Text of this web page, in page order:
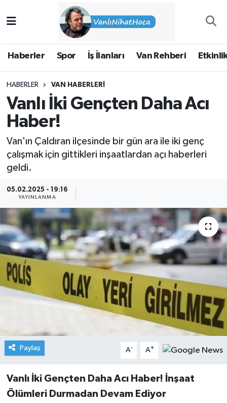
Haberler Spor İş İlanları Van Rehberi
HABERLER VAN HABERLERI
Vanlı İki Gençten Daha Acı
Haber!
Van'ın Çaldıran ilçesinde bir gün ara ile iki genç
çalışmak için gittikleri inşaatlardan açı haberleri
geldi.
05.02.2025 - 19:16
YAYINLANMA
Paylaş A- A+
Vanlı İki Gençten Daha Acı Haber! İnşaat
Ölümleri Durmadan Devam Ediyor
Van Rehberi
Etkinlikler
Köşe Yazıları
Hakkımda
İpekyolu Nöbetçi Eczaneler
Süper Lig Puan Durumu ve Fikstür
Tüm Manşetler
Son Dakika Haberleri
Haber Arşivi